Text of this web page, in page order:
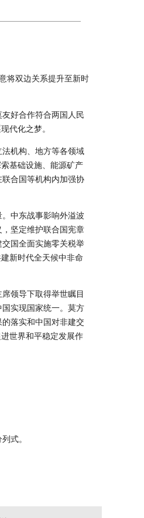
将双边关系提升至新时
好合作符合两国人民
代化之梦。
机构、地方等各领域
基础设施、能源矿产
合国等机构内加强协
中东战事影响外溢波
坚定维护联合国宪章
国全面实施零关税举
新时代全天候中非命
领导下取得举世瞩目
实现国家统一。莫方
落实和中国对非建交
世界和平稳定发展作
式。